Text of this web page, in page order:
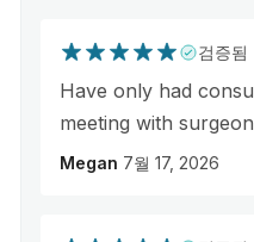
검증됨
Have only had
meeting with
Megan 7월 17, 2026